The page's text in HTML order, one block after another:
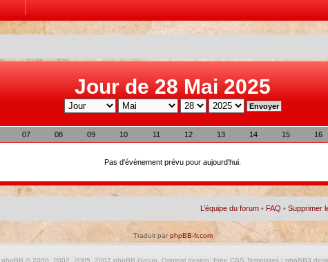
Jour de 28 Mai 2025
07 08 09 10 11 12 13 14 15 16
Pas d'évènement prévu pour aujourd'hui.
L’équipe du forum • FAQ •Supprimer
Traduit parphpBB-fr.com
phpBB © 2000, 2002, 2005, 2007 phpBB Group. Original design: Free CSS Templates| phpBB3